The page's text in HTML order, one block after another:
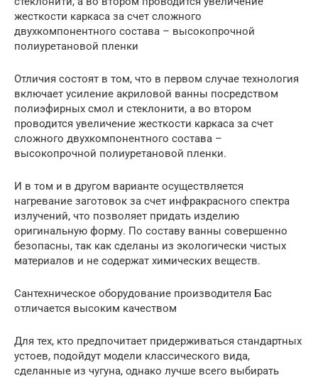
жесткости каркаса за счет сложного
двухкомпонентного состава – высокопрочной
полиуретановой пленки
Отличия состоят в том, что в первом случае технология
включает усиление акриловой ванны посредством
полиэфирных смол и стеклонити, а во втором
проводится увеличение жесткости каркаса за счет
сложного двухкомпонентного состава –
высокопрочной полиуретановой пленки.
И в том и в другом варианте осуществляется
нагревание заготовок за счет инфракрасного спектра
излучений, что позволяет придать изделию
оригинальную форму. По составу ванны совершенно
безопасны, так как сделаны из экологически чистых
материалов и не содержат химических веществ.
Сантехническое оборудование производителя Бас
отличается высоким качеством
Для тех, кто предпочитает придерживаться стандартных
устоев, подойдут модели классического вида,
сделанные из чугуна, однако лучше всего выбирать